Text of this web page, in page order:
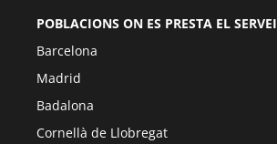
POBLACIONS ON ES PRESTA EL SERVEI
Barcelona
Madrid
Badalona
Cornellà de Llobregat